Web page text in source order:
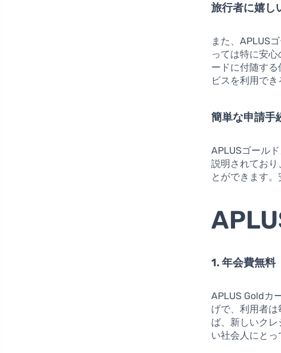
旅行者に嬉し
また、APLUS
っては特に安
ードに付随す
ビスを利用で
簡単な申請手
APLUSゴール
説明されてお
とができます
1. 年会費無料
APLUS Goldカ
げで、利用者
ば、新しいク
い社会人にとっ